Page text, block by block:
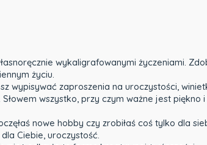
wykaligrafowanymi życzeniami.
życiu.
wypisywać zaproszenia na uroczystości,
wszystko, przy czym ważne jest piękno
nowe hobby czy zrobiłaś coś tylko dla
Ciebie, uroczystość.